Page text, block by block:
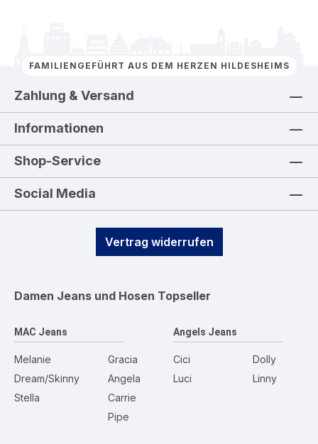
FAMILIENGEFÜHRT AUS DEM HERZEN HILDESHEIMS
Zahlung & Versand
Informationen
Shop-Service
Social Media
Vertrag widerrufen
Damen Jeans und Hosen Topseller
MAC Jeans
Melanie
Dream/Skinny
Stella
Gracia
Angela
Carrie
Pipe
Angels Jeans
Cici
Luci
Dolly
Linny